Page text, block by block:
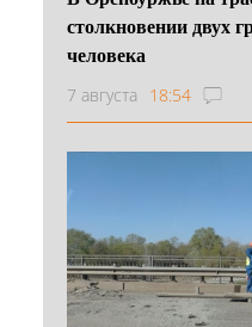
столкновении двух
человека
7 августа 18:54